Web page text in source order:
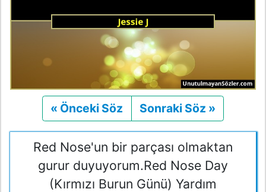
« Önceki Söz Önceki
Sonraki Söz »
Red Nose'un bir parçası olmaktan
gurur duyuyorum.Red Nose Day
(Kırmızı Burun Günü) Yardım